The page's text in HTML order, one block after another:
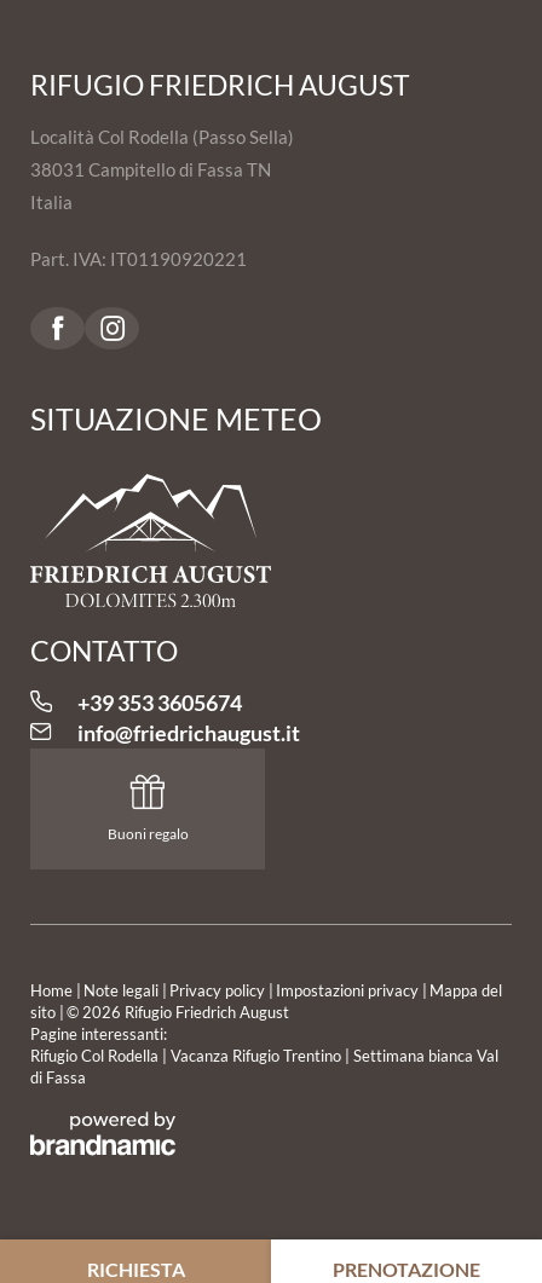
RICHIESTA PRENOTAZIONE
RIFUGIO SAPORI
RIFUGIO FRIEDRICH AUGUST
Località Col Rodella (Passo Sella)
38031 Campitello di Fassa TN
Italia
Part. IVA: IT01190920221
SITUAZIONE METEO
CONTATTO
+39 353 3605674
info@friedrichaugust.it
Buoni regalo
Home Note legali Privacy policy Impostazioni privacy
Mappa del
sito © 2026 Rifugio Friedrich August
Pagine interessanti:
Rifugio Col Rodella
Vacanza Rifugio Trentino
Settimana bianca Val
di Fassa